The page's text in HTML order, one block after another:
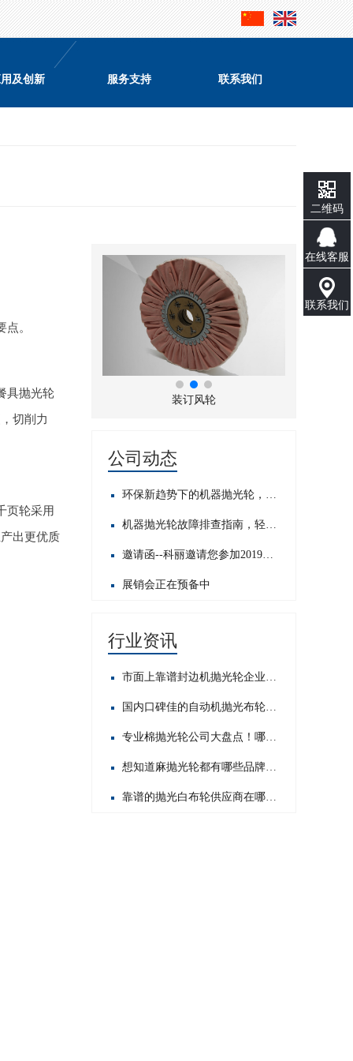
及创新 服务支持 联系我们
。
具抛光轮
切削力
页轮采用
出更优质
风布轮 装订风轮
公司动态
环保新趋势下的机器抛光轮，发展前景如何？
机器抛光轮故障排查指南，轻松应对常见问题​
邀请函--科丽邀请您参加2019中国国际五金展
展销会正在预备中
行业资讯
市面上靠谱封边机抛光轮企业大搜罗，哪家才是你的心头好？
国内口碑佳的自动机抛光布轮公司大盘点，这些值得关注！
专业棉抛光轮公司大盘点！哪家才是行业佼佼者？
想知道麻抛光轮都有哪些品牌？这里为你揭晓热门之选！
靠谱的抛光白布轮供应商在哪？这几家值得你重点关注！
二维码
在线客服
联系我们